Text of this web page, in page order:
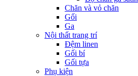
Chăn và vỏ chăn
Gối
Ga
Nội thất trang trí
Đệm linen
Gối bí
Gối tựa
Phụ kiện